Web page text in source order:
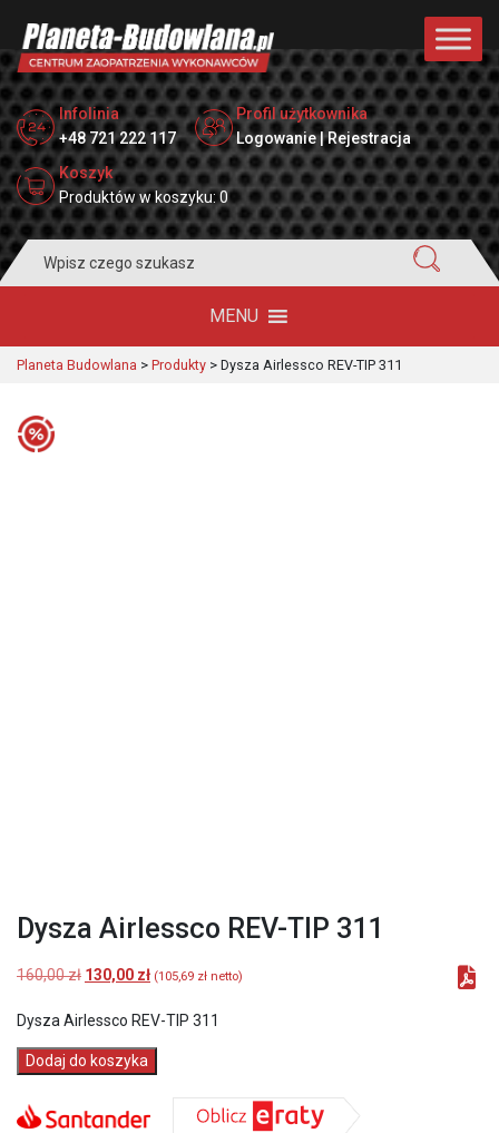
Infolinia
+48 721 222 117
Profil użytkownika
Logowanie | Rejestracja
Koszyk
Produktów w koszyku: 0
for:
MENU
Planeta Budowlana > Produkty > Dysza Airlessco REV-TIP 311
Dysza Airlessco REV-TIP 311
160,00zł Pierwotna
wynosiła:
130,00 złAktualna
wynosi:
(105,69 zł netto)
Dysza Airlessco REV-TIP 311
ilość
Dysza
REV-
Dodaj do koszyka